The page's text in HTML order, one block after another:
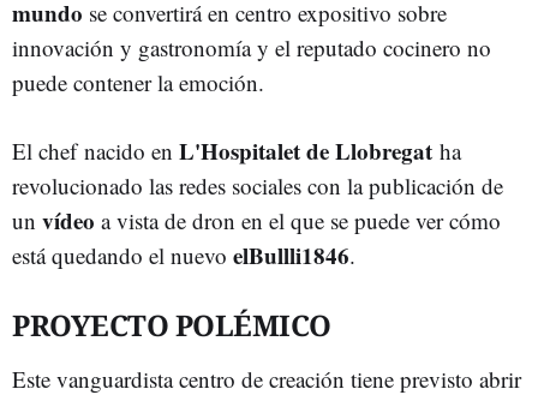
mundo se convertirá en centro expositivo sobre
innovación y gastronomía y el reputado cocinero no
puede contener la emoción.
El chef nacido en L'Hospitalet de Llobregat ha
revolucionado las redes sociales con la publicación de
un vídeo a vista de dron en el que se puede ver cómo
está quedando el nuevo elBullli1846.
PROYECTO POLÉMICO
Este vanguardista centro de creación tiene previsto abrir